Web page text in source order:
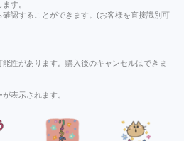
す。
認することができます。(お客様を直接識別可
性があります。購入後のキャンセルはできま
表示されます。